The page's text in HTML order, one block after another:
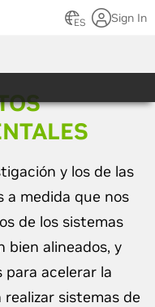
ES Sign In
y los de las
a medida que nos
de los sistemas
bien alineados, y
acelerar la
sistemas de